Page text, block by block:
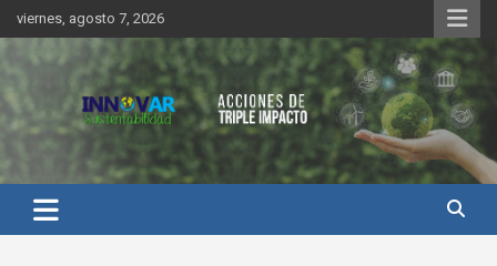
Saltar
al
contenido
viernes, agosto 7, 2026
Innovar Sustentabilidad